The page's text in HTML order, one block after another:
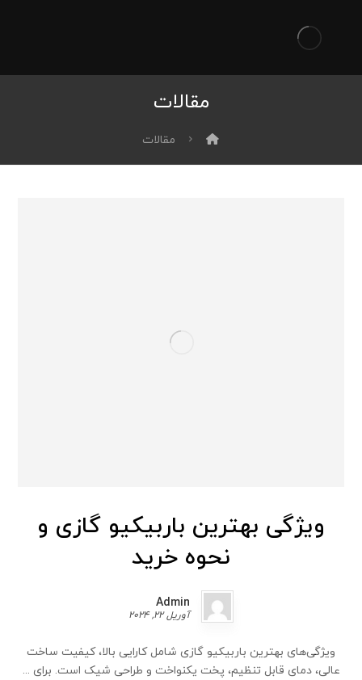
مقالات
مقالات
ویژگی بهترین باربیکیو گازی و
نحوه خرید
Admin
آوریل 22, 2024
ویژگی‌های بهترین باربیکیو گازی شامل کارایی بالا، کیفیت ساخت
عالی، دمای قابل تنظیم، پخت یکنواخت و طراحی شیک است. برای ...